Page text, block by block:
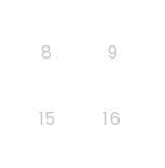
8 9
15 16